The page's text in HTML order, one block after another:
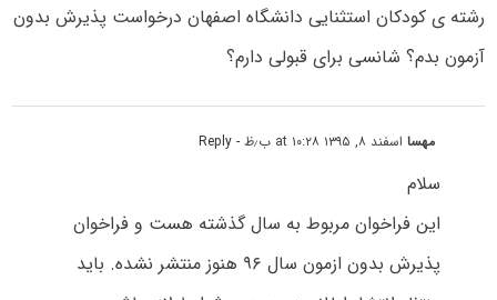
رشته ی کودکان استثنایی دانشگاه اصفهان درخواست پذیرش بدون
آزمون بدم؟ شانسی برای قبولی دارم؟
مهسااسفند ۸, ۱۳۹۵ at ۱۰:۲۸ ب٫ظ - Reply
سلام
این فراخوان مربوط به سال گذشته هست و فراخوان
پذیرش بدون ازمون سال ۹۶ هنوز منتشر نشده. باید